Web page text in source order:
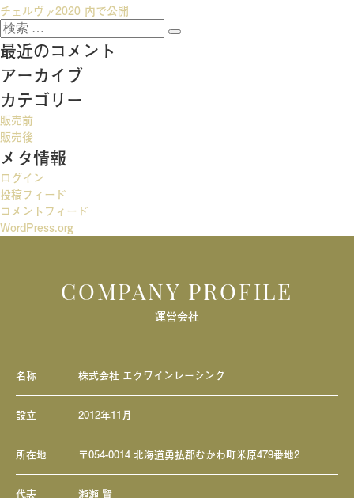
投
稿
ナ
ビ
ゲ
ー
シ
ョ
ン
チェルヴァ2020 内で公開
検
索:
検
最近のコメント
アーカイブ
カテゴリー
販売前
販売後
メタ情報
ログイン
投稿フィード
コメントフィード
WordPress.org
COMPANY PROFILE
運営会社
名称 株式会社 エクワインレーシング
設立 2012年11月
所在地 〒054-0014 北海道勇払郡むかわ町米原479番地2
代表 瀬瀬 賢